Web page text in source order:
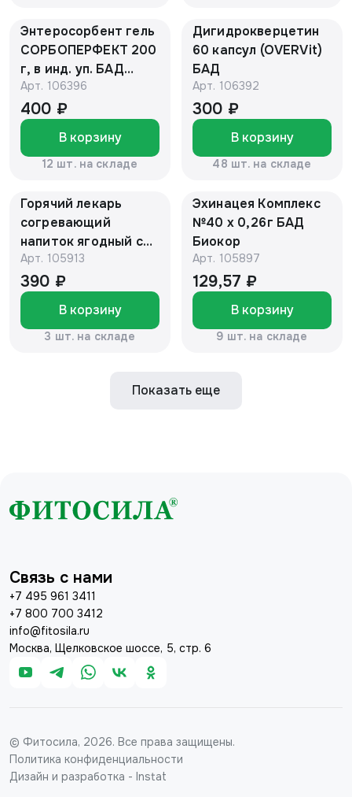
Энтеросорбент гель
СОРБОПЕРФЕКТ 200
г, в инд. уп. БАД
"Алтайский нектар"
Арт. 106396
400 ₽
В корзину
12 шт. на складе
Дигидрокверцетин
60 капсул (OVERVit)
БАД
Арт. 106392
300 ₽
В корзину
48 шт. на складе
Горячий лекарь
согревающий
напиток ягодный с
медом 10 стиков по
25 г БАД "Алтайский
нектар"
Арт. 105913
390 ₽
В корзину
3 шт. на складе
Эхинацея Комплекс
№40 х 0,26г БАД
Биокор
Арт. 105897
129,57 ₽
В корзину
9 шт. на складе
Показать еще
Связь с нами
+7 495 961 3411
+7 800 700 3412
info@fitosila.ru
Москва, Щелковское шоссе, 5, стр. 6
© Фитосила, 2026. Все права защищены.
Политика конфиденциальности
Дизайн и разработка - Instat